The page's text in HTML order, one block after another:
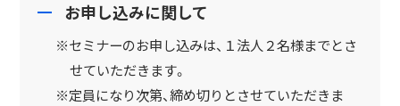
お申し込みに関して
※セミナーのお申し込みは、１法人２名様までとさ
せていただきます。
※定員になり次第、締め切りとさせていただきま